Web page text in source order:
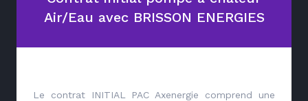
Air/Eau avec BRISSON ENERGIES
Le contrat INITIAL PAC Axenergie comprend une